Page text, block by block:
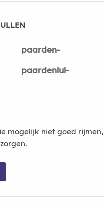
paarden-
paardenlul-
mogelijk niet goed rijmen,